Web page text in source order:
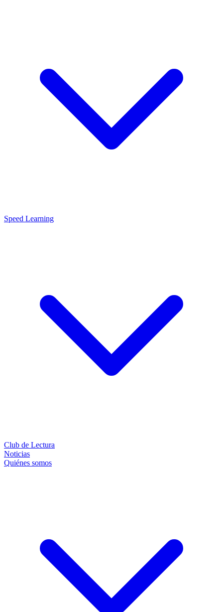
Speed Learning
Club de Lectura
Noticias
Quiénes somos